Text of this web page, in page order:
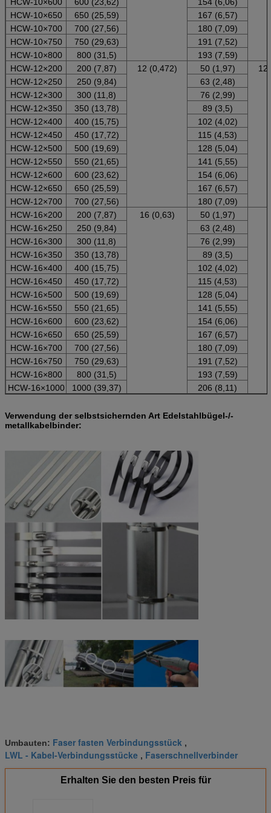
HCW-10×650 650 (25,59)
167 (6,57)
HCW-10×700 700 (27,56)
180 (7,09)
HCW-10×750 750 (29,63)
191 (7,52)
HCW-10×800 800 (31,5)
193 (7,59)
HCW-12×200 200 (7,87) 12 (0,472) 50 (1,97)
HCW-12×250 250 (9,84)
63 (2,48)
HCW-12×300 300 (11,8)
76 (2,99)
HCW-12×350 350 (13,78)
89 (3,5)
HCW-12×400 400 (15,75)
102 (4,02)
HCW-12×450 450 (17,72)
115 (4,53)
HCW-12×500 500 (19,69)
128 (5,04)
HCW-12×550 550 (21,65)
141 (5,55)
HCW-12×600 600 (23,62)
154 (6,06)
HCW-12×650 650 (25,59)
167 (6,57)
HCW-12×700 700 (27,56)
180 (7,09)
HCW-16×200 200 (7,87) 16 (0,63) 50 (1,97)
HCW-16×250 250 (9,84)
63 (2,48)
HCW-16×300 300 (11,8)
76 (2,99)
HCW-16×350
350 (13,78)
89 (3,5)
HCW-16×400 400 (15,75)
102 (4,02)
HCW-16×450 450 (17,72)
115 (4,53)
HCW-16×500 500 (19,69)
128 (5,04)
HCW-16×550 550 (21,65)
141 (5,55)
HCW-16×600 600 (23,62)
154 (6,06)
HCW-16×650 650 (25,59)
167 (6,57)
HCW-16×700 700 (27,56)
180 (7,09)
HCW-16×750 750 (29,63)
191 (7,52)
HCW-16×800 800 (31,5)
193 (7,59)
HCW-16×1000 1000 (39,37) 206 (8,11)
Verwendung der selbstsichernden Art Edelstahlbügel-/-
metallkabelbinder:
Umbauten: Faser fasten Verbindungsstück ,
LWL - Kabel-Verbindungsstücke , Faserschnellverbinder
Erhalten Sie den besten Preis für